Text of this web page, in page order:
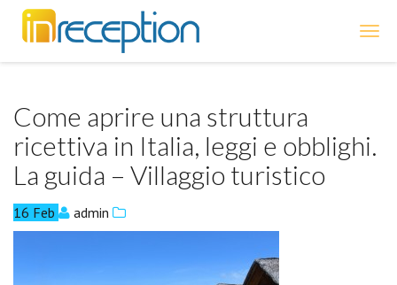
Come aprire una struttura
ricettiva in Italia, leggi e obblighi.
La guida – Villaggio turistico
16 Feb admin